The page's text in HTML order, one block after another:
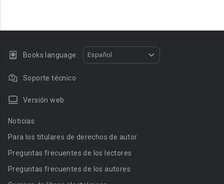
Books language: Español
Soporte técnico
Versión web
Noticias
Para los titulares de derechos de autor
Preguntas frecuentes de los lectores
Preguntas frecuentes de los autores